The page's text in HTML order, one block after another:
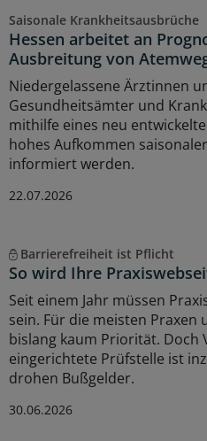
Saisonale Krankheitsausbrüche
Hessen arbeitet an
Ausbreitung von
Niedergelassene Ärztinnen
Gesundheitsämter und
mithilfe eines neu
hohes Aufkommen
informiert werden.
22.07.2026
Barrierefreiheit ist Pflicht
So wird Ihre
Seit einem Jahr müssen
sein. Für die meisten Praxen
bislang kaum Priorität. Doch
eingerichtete Prüfstelle ist
drohen Bußgelder.
30.06.2026